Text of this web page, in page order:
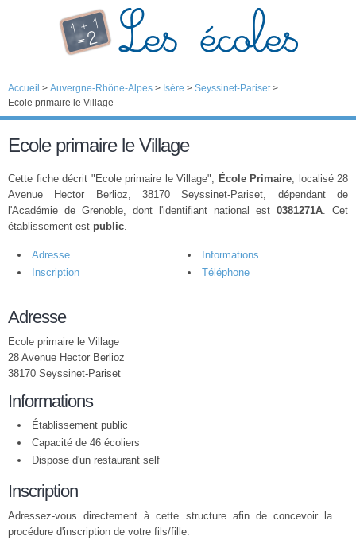
Accueil > Auvergne-Rhône-Alpes > Isère > Seyssinet-Pariset>
Ecole primaire le Village
Ecole primaire le Village
Cette fiche décrit "Ecole primaire le Village", École Primaire, localisé 28
Avenue Hector Berlioz, 38170 Seyssinet-Pariset, dépendant de
l'Académie de Grenoble, dont l'identifiant national est 0381271A. Cet
établissement est public.
Adresse
Informations
Inscription
Téléphone
Adresse
Ecole primaire le Village
28 Avenue Hector Berlioz
38170 Seyssinet-Pariset
Informations
Établissement public
Capacité de 46 écoliers
Dispose d'un restaurant self
Inscription
Adressez-vous directement à cette structure afin de concevoir la
procédure d'inscription de votre fils/fille.